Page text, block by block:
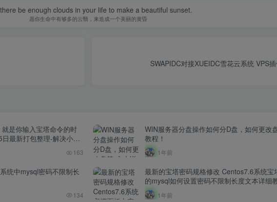
be enough clouds in your life to make a beautiful sunset.
愿你生命中有够多的云翳，来造成一个美丽的黄昏
SWAPIDC对接XUEIDC雪花云系统 VPS
就是你输入宝塔命令的时
最新打包整理-解决小厂
163
WIN服务器分盘操作如何分D盘，如何更改
教程！
1年前
统中mysql密码不限制长
134
最新的宝塔密码规格修改 Centos7.6系统宝
的mysql如何设置密码不限制长度文本详细
1年前